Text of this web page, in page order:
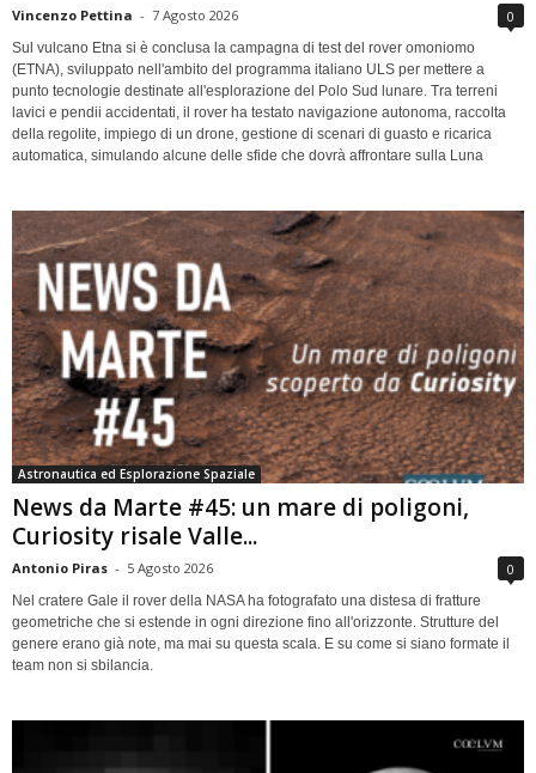
Vincenzo Pettina - 7 Agosto 2026 0
Sul vulcano Etna si è conclusa la campagna di test del rover omoniomo
(ETNA), sviluppato nell'ambito del programma italiano ULS per mettere a
punto tecnologie destinate all'esplorazione del Polo Sud lunare. Tra terreni
lavici e pendii accidentati, il rover ha testato navigazione autonoma, raccolta
della regolite, impiego di un drone, gestione di scenari di guasto e ricarica
automatica, simulando alcune delle sfide che dovrà affrontare sulla Luna
Astronautica ed Esplorazione Spaziale
News da Marte #45: un mare di poligoni,
Curiosity risale Valle...
Antonio Piras - 5 Agosto 2026 0
Nel cratere Gale il rover della NASA ha fotografato una distesa di fratture
geometriche che si estende in ogni direzione fino all'orizzonte. Strutture del
genere erano già note, ma mai su questa scala. E su come si siano formate il
team non si sbilancia.